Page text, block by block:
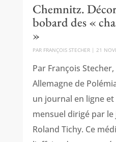
Chemnitz.
bobard des «
»
PAR FRANÇOIS STECHER| 21
Par François
Allemagne de
un journal en ligne
mensuel dirigé par
Roland Tichy. Ce